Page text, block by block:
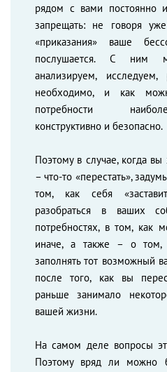
рядом с вами постоянно
запрещать: не говоря
«приказания» ваше
послушается. С ним
анализируем,
необходимо, и как
потребности
конструктивно и безопасно.
Поэтому в случае, когда
– что-то «перестать»,
том, как себя
разобраться в ваших
потребностях, в том, как
иначе, а также – о
заполнять тот возможный
после того, как вы
раньше занимало
вашей жизни.
На самом деле вопросы
Поэтому вряд ли можно